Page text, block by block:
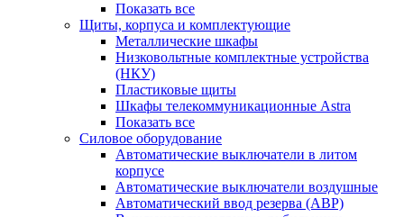
Показать все
Щиты, корпуса и комплектующие
Металлические шкафы
Низковольтные комплектные устройства
(НКУ)
Пластиковые щиты
Шкафы телекоммуникационные Astra
Показать все
Силовое оборудование
Автоматические выключатели в литом
корпусе
Автоматические выключатели воздушные
Автоматический ввод резерва (АВР)